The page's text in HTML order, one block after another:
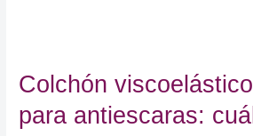
Colchón
para antiescaras: